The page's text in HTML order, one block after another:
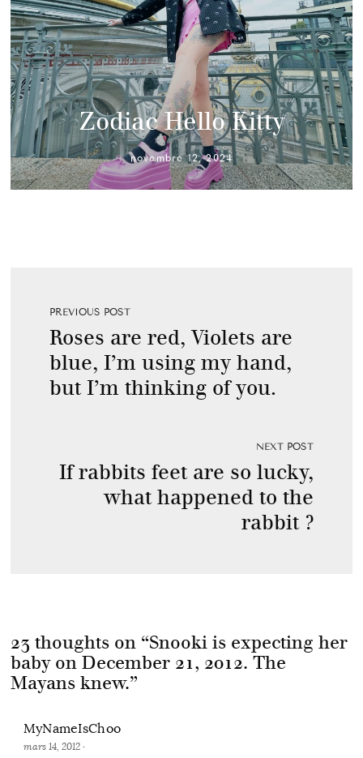
Zodiac Hello Kitty
novembre 12, 2024
PREVIOUS POST
Roses are red, Violets are
blue, I’m using my hand,
but I’m thinking of you.
NEXT POST
If rabbits feet are so lucky,
what happened to the
rabbit ?
23 thoughts on “Snooki is expecting her
baby on December 21, 2012. The
Mayans knew.”
MyNameIsChoo
mars 14, 2012·